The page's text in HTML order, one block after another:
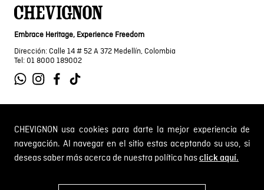
CHEVIGNON usa cookies para darte la mejor experiencia de
navegación. Al navegar en el sitio estas aceptando su uso, si
deseas saber más acerca de nuestra política hasclick aquí.
Embrace Heritage, Experience Freedom
Dirección: Calle 14 # 52 A 372 Medellín, Colombia
Tel: 01 8000 189002
SOBRE NOSOTROS
Encuentra tu tienda
Mapa del sitio